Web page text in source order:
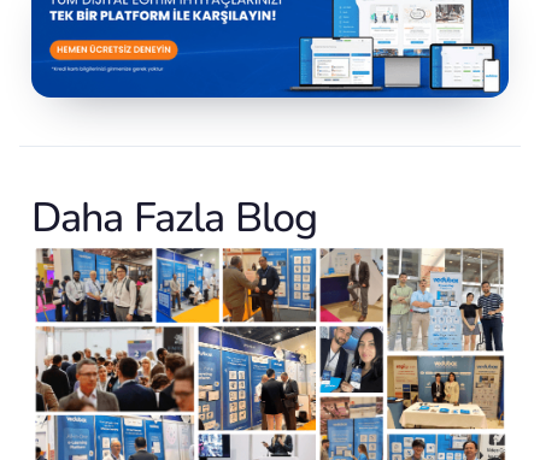
Daha Fazla Blog